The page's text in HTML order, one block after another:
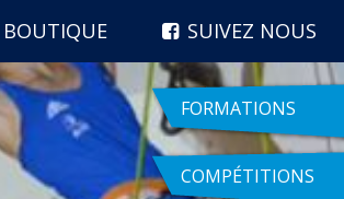
BOUTIQUE SUIVEZ NOUS
FORMATIONS
COMPÉTITIONS